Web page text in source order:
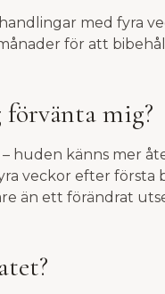
med fyra
för att
mig?
huden känns mer
veckor efter första
än ett förändrat